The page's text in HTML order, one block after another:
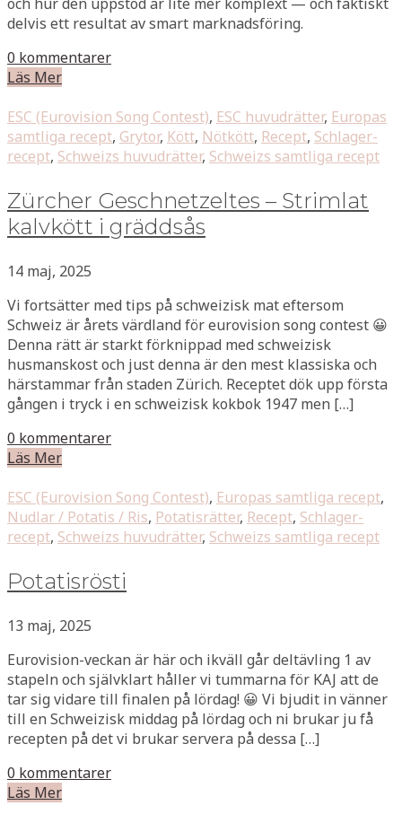
delvis ett resultat av smart marknadsföring.
0 kommentarer
Läs Mer
ESC (Eurovision Song Contest), ESC huvudrätter, Europas
samtliga recept, Grytor, Kött, Nötkött, Recept, Schlager-
recept, Schweizs huvudrätter, Schweizs samtliga recept
Zürcher Geschnetzeltes – Strimlat
kalvkött i gräddsås
14 maj, 2025
Vi fortsätter med tips på schweizisk mat eftersom
Schweiz är årets värdland för eurovision song contest 😀
Denna rätt är starkt förknippad med schweizisk
husmanskost och just denna är den mest klassiska och
härstammar från staden Zürich. Receptet dök upp första
gången i tryck i en schweizisk kokbok 1947 men […]
0 kommentarer
Läs Mer
ESC (Eurovision Song Contest), Europas samtliga recept,
Nudlar / Potatis / Ris, Potatisrätter, Recept, Schlager-
recept, Schweizs huvudrätter, Schweizs samtliga recept
Potatisrösti
13 maj, 2025
Eurovision-veckan är här och ikväll går deltävling 1 av
stapeln och självklart håller vi tummarna för KAJ att de
tar sig vidare till finalen på lördag! 😀 Vi bjudit in vänner
till en Schweizisk middag på lördag och ni brukar ju få
recepten på det vi brukar servera på dessa […]
0 kommentarer
Läs Mer